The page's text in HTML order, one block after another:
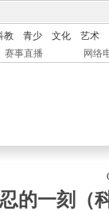
教 青少 文化
艺术
赛事直播 网络
的一刻（